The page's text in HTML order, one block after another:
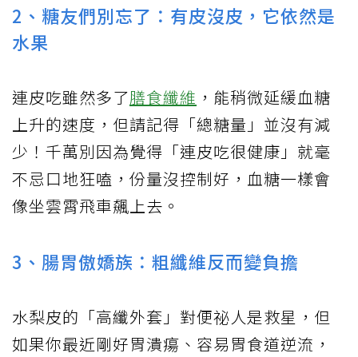
2、糖友們別忘了：有皮沒皮，它依然是
水果
連皮吃雖然多了膳食纖維 ，能稍微延緩血糖
上升的速度，但請記得「總糖量」並沒有減
少！千萬別因為覺得「連皮吃很健康」就毫
不忌口地狂嗑，份量沒控制好，血糖一樣會
像坐雲霄飛車飆上去。
3、腸胃傲嬌族：粗纖維反而變負擔
水梨皮的「高纖外套」對便祕人是救星，但
如果你最近剛好胃潰瘍、容易胃食道逆流，